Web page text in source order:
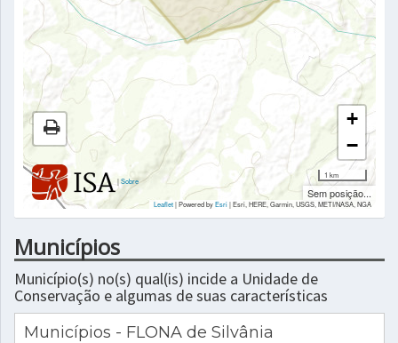
|Sobre
+
−
1 km
Sem posição...
Leaflet| Powered byEsri|Esri, HERE, Garmin, USGS, METI/NASA, NGA
Municípios
Município(s) no(s) qual(is) incide a Unidade de
Conservação e algumas de suas características
Municípios - FLONA de Silvânia